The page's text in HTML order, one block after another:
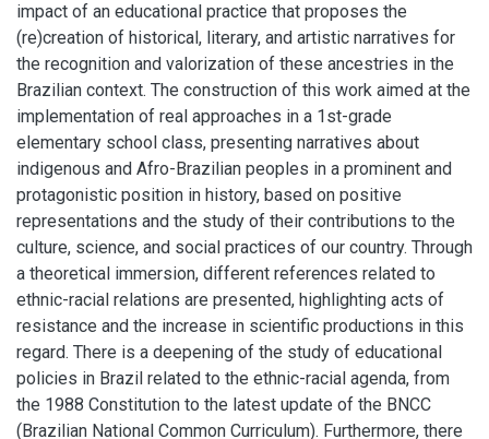
impact of an educational practice that proposes the
(re)creation of historical, literary, and artistic narratives for
the recognition and valorization of these ancestries in the
Brazilian context. The construction of this work aimed at the
implementation of real approaches in a 1st-grade
elementary school class, presenting narratives about
indigenous and Afro-Brazilian peoples in a prominent and
protagonistic position in history, based on positive
representations and the study of their contributions to the
culture, science, and social practices of our country. Through
a theoretical immersion, different references related to
ethnic-racial relations are presented, highlighting acts of
resistance and the increase in scientific productions in this
regard. There is a deepening of the study of educational
policies in Brazil related to the ethnic-racial agenda, from
the 1988 Constitution to the latest update of the BNCC
(Brazilian National Common Curriculum). Furthermore, there